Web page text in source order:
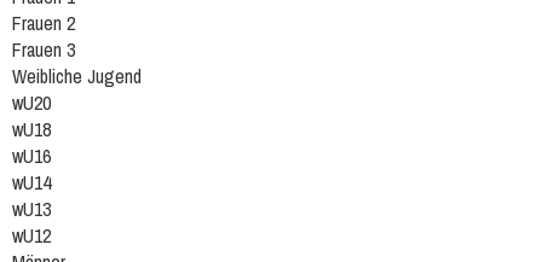
Frauen 2
Frauen 3
Weibliche Jugend
wU20
wU18
wU16
wU14
wU13
wU12